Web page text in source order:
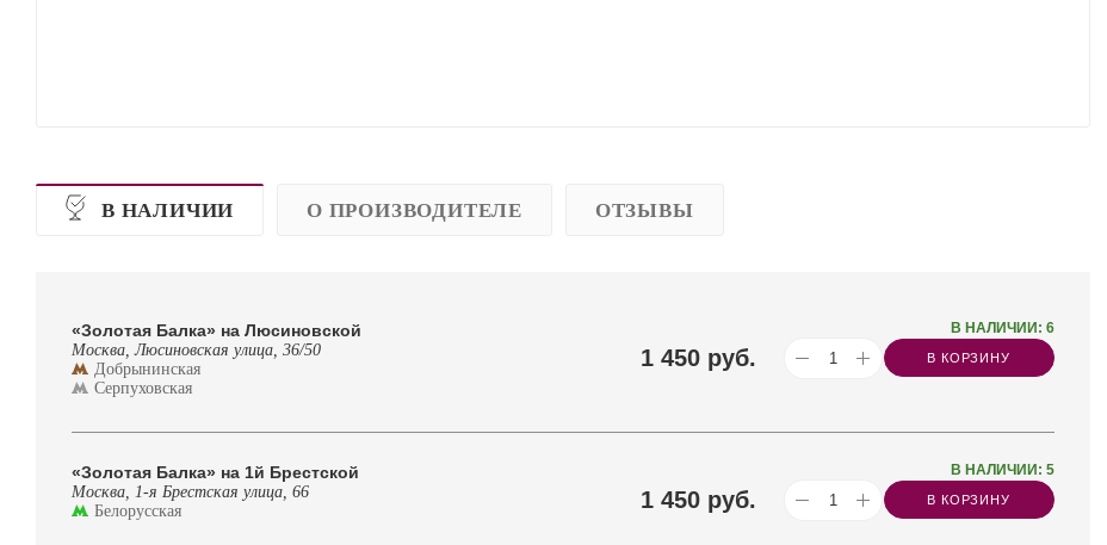
В НАЛИЧИИ О ПРОИЗВОДИТЕЛЕ ОТЗЫВЫ
«Золотая Балка» на Люсиновской
Москва, Люсиновская улица, 36/50
Добрынинская
Серпуховская
В НАЛИЧИИ: 6
1 450руб. В КОРЗИНУ
«Золотая Балка» на 1й Брестской
Москва, 1-я Брестская улица, 66
Белорусская
В НАЛИЧИИ: 5
1 450руб. В КОРЗИНУ